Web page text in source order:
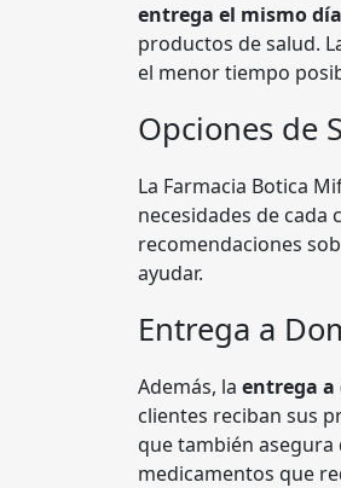
entrega el mismo día
productos de salud.
el menor tiempo
Opciones de
La Farmacia Botica
necesidades de cada
recomendaciones
ayudar.
Entrega a
Además, la entrega
clientes reciban sus
que también asegura
medicamentos que